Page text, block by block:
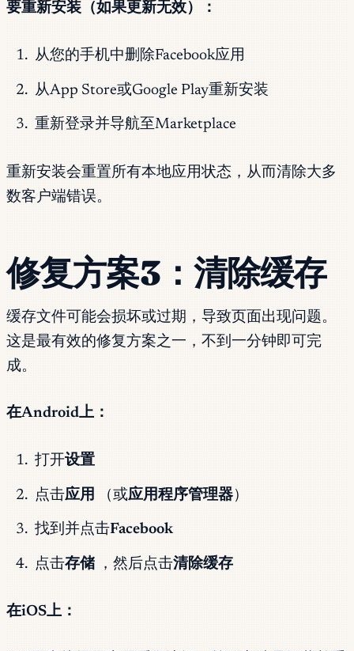
要重新安装（如果更新无效）：
从您的手机中删除Facebook应用
从App Store或Google Play重新安装
重新登录并导航至Marketplace
重新安装会重置所有本地应用状态，从而清除大多
数客户端错误。
修复方案3：清除缓存
缓存文件可能会损坏或过期，导致页面出现问题。
这是最有效的修复方案之一，不到一分钟即可完
成。
在Android上：
打开设置
点击应用 （或应用程序管理器）
找到并点击Facebook
点击存储 ，然后点击清除缓存
在iOS上：